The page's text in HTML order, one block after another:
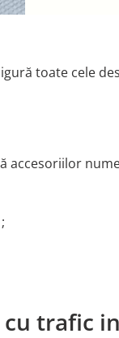
toate cele
accesoriilor
trafic